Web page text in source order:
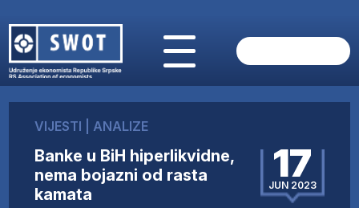
O NAMA
AKTUELNO
ANALIZE
KOMPANIJE
VIJESTI ANALIZE
Banke u BiH hiperlikvidne,
nema bojazni od rasta
kamata
17
JUN 2023